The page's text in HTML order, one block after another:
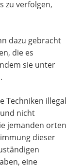
zu verfolgen,
dazu gebracht
die es
sie unter
Techniken illegal
nicht
jemanden orten
dieser
eine